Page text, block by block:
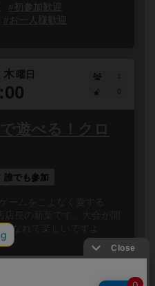
#初参加歓迎
#お一人様歓迎
木曜日
1
遊べる！クロ
誰でも参加
ームをこよなく愛する
長の新葉です。大会が開
なれて楽しいですよ
閉じる